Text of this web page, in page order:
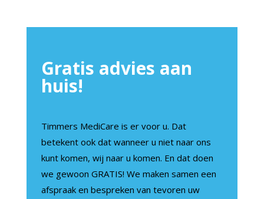
Gratis advies aan
huis!
Timmers MediCare is er voor u. Dat
betekent ook dat wanneer u niet naar ons
kunt komen, wij naar u komen. En dat doen
we gewoon GRATIS! We maken samen een
afspraak en bespreken van tevoren uw